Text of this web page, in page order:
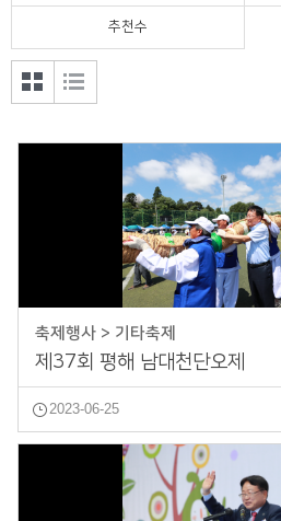
추천수
리형 형 보
축제행사 > 기타축제
제37회 평해 남대천단오제
2023-06-25